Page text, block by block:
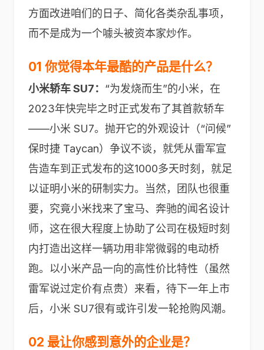
方面改进咱们的日子、简化各类杂乱事项，
而不是成为一个噱头被资本家炒作。
01 你觉得本年最酷的产品是什么？
小米轿车 SU7： “为发烧而生”的小米，在
2023年快完毕之时正式发布了其首款轿车
——小米 SU7。抛开它的外观设计（“问候”
保时捷 Taycan）争议不谈，就凭从雷军宣
告造车到正式发布的这1000多天时刻，就足
以证明小米的研制实力。当然，团队也很重
要，究竟小米找来了宝马、奔驰的闻名设计
师，这在很大程度上协助了公司在极短时刻
内打造出这样一辆功用非常微弱的电动桥
跑。以小米产品一向的高性价比特性（虽然
雷军说过定价有点贵）来看，待下一年上市
后，小米 SU7很有或许引发一轮抢购风潮。
02 最让你感到意外的企业是？